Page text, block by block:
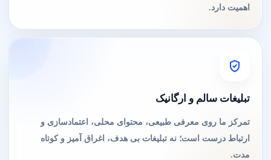
اهمیت دارد.
تبلیغات سالم و ارگانیک
تمرکز ما روی معرفی طبیعی، محتوای محلی، اعتمادسازی و
ارتباط درست است؛ نه تبلیغات بی هدف، اغراق آمیز و کوتاه
مدت.